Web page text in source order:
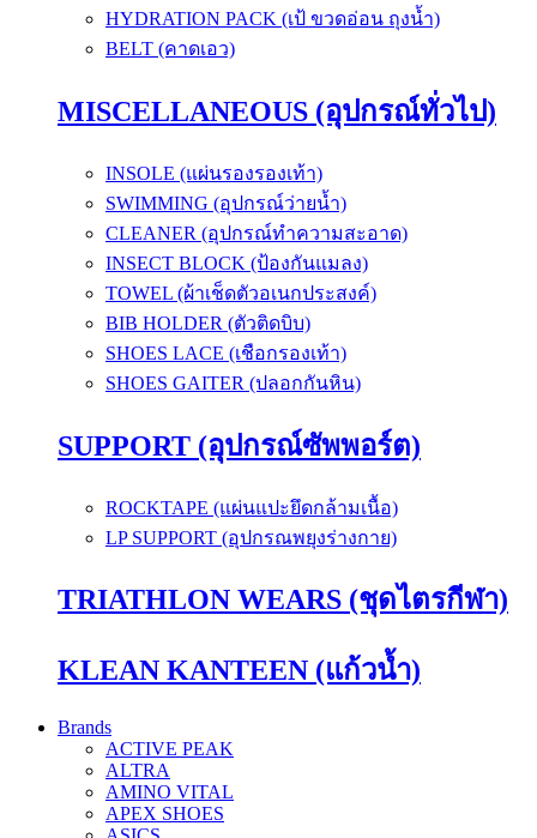
HYDRATION PACK (เป้ ขวดอ่อน ถุงน้ำ)
BELT (คาดเอว)
MISCELLANEOUS (อุปกรณ์ทั่วไป)
INSOLE (แผ่นรองรองเท้า)
SWIMMING (อุปกรณ์ว่ายน้ำ)
CLEANER (อุปกรณ์ทำความสะอาด)
INSECT BLOCK (ป้องกันแมลง)
TOWEL (ผ้าเช็ดตัวอเนกประสงค์)
BIB HOLDER (ตัวติดบิบ)
SHOES LACE (เชือกรองเท้า)
SHOES GAITER (ปลอกกันหิน)
SUPPORT (อุปกรณ์ซัพพอร์ต)
ROCKTAPE (แผ่นแปะยึดกล้ามเนื้อ)
LP SUPPORT (อุปกรณพยุงร่างกาย)
TRIATHLON WEARS (ชุดไตรกีฬา)
KLEAN KANTEEN (แก้วน้ำ)
Brands
ACTIVE PEAK
ALTRA
AMINO VITAL
APEX SHOES